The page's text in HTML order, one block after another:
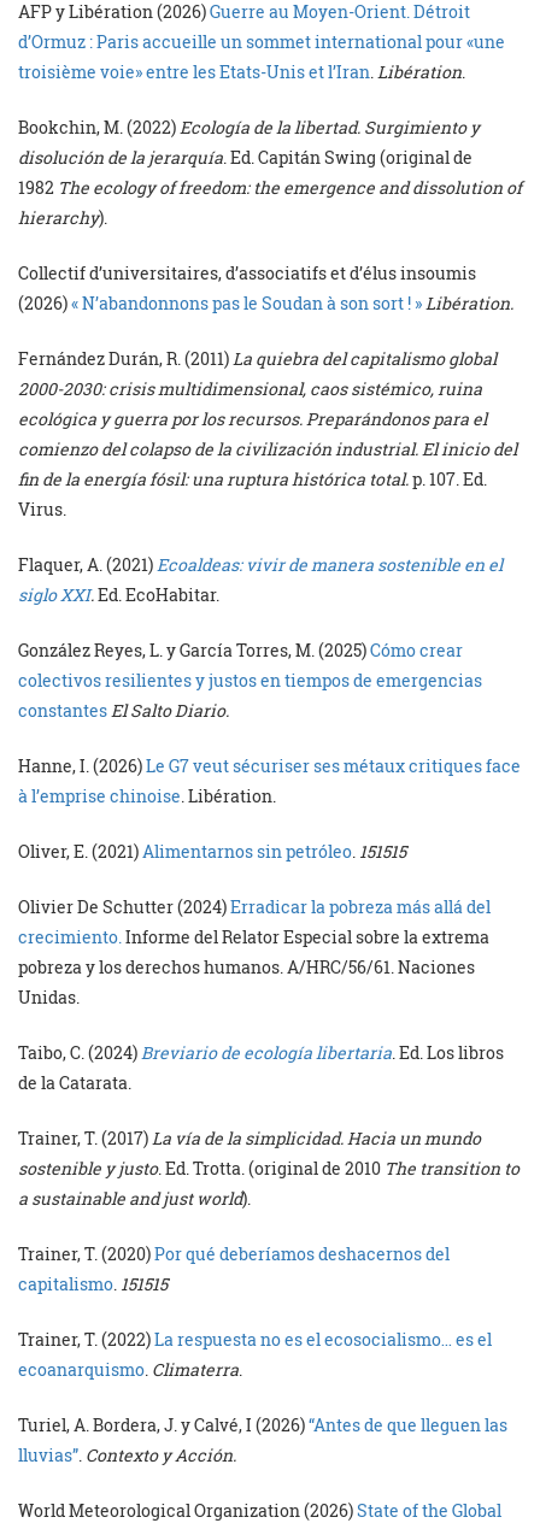
AFP y Libération (2026)Guerre au Moyen-Orient. Détroit
d’Ormuz : Paris accueille un sommet international pour «une
troisième voie» entre les Etats-Unis et l’Iran.Libération.
Bookchin, M. (2022)Ecología de la libertad. Surgimiento y
disolución de la jerarquía. Ed. Capitán Swing (original de
1982 The ecology of freedom: the emergence and dissolution of
hierarchy).
Collectif d’universitaires, d’associatifs et d’élus insoumis
(2026)« N’abandonnons pas le Soudan à son sort ! »Libération.
Fernández Durán, R. (2011)La quiebra del capitalismo global
2000-2030: crisis multidimensional, caos sistémico, ruina
ecológica y guerra por los recursos. Preparándonos para el
comienzo del colapso de la civilización industrial. El inicio del
fin de la energía fósil: una ruptura histórica total.p. 107. Ed.
Virus.
Flaquer, A. (2021)Ecoaldeas: vivir de manera sostenible en el
siglo XXI.Ed. EcoHabitar.
González Reyes, L. y García Torres, M. (2025)Cómo crear
colectivos resilientes y justos en tiempos de emergencias
constantesEl Salto Diario.
Hanne, I. (2026)Le G7 veut sécuriser ses métaux critiques face
à l’emprise chinoise. Libération.
Oliver, E. (2021)Alimentarnos sin petróleo. 151515
Olivier De Schutter (2024)Erradicar la pobreza más allá del
crecimiento.Informe del Relator Especial sobre la extrema
pobreza y los derechos humanos. A/HRC/56/61. Naciones
Unidas.
Taibo, C. (2024)Breviario de ecología libertaria. Ed. Los libros
de la Catarata.
Trainer, T. (2017)La vía de la simplicidad. Hacia un mundo
sostenible y justo. Ed. Trotta. (original de 2010 The transition to
a sustainable and just world).
Trainer, T. (2020)Por qué deberíamos deshacernos del
capitalismo. 151515
Trainer, T. (2022)La respuesta no es el ecosocialismo… es el
ecoanarquismo. Climaterra.
Turiel, A. Bordera, J. y Calvé, I (2026)“Antes de que lleguen las
lluvias”. Contexto y Acción.
World Meteorological Organization (2026)State of the Global